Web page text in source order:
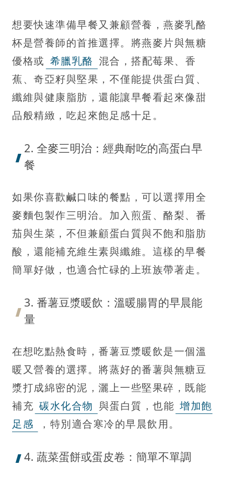
想要快速準備早餐又兼顧營養，燕麥乳酪
杯是營養師的首推選擇。將燕麥片與無糖
優格或 希臘乳酪 混合，搭配莓果、香
蕉、奇亞籽與堅果，不僅能提供蛋白質、
纖維與健康脂肪，還能讓早餐看起來像甜
品般精緻，吃起來飽足感十足。
2. 全麥三明治：經典耐吃的高蛋白早
餐
如果你喜歡鹹口味的餐點，可以選擇用全
麥麵包製作三明治。加入煎蛋、酪梨、番
茄與生菜，不但兼顧蛋白質與不飽和脂肪
酸，還能補充維生素與纖維。這樣的早餐
簡單好做，也適合忙碌的上班族帶著走。
3. 番薯豆漿暖飲：溫暖腸胃的早晨能
量
在想吃點熱食時，番薯豆漿暖飲是一個溫
暖又營養的選擇。將蒸好的番薯與無糖豆
漿打成綿密的泥，灑上一些堅果碎，既能
補充 碳水化合物 與蛋白質，也能 增加飽
足感
，特別適合寒冷的早晨飲用。
4. 蔬菜蛋餅或蛋皮卷：簡單不單調